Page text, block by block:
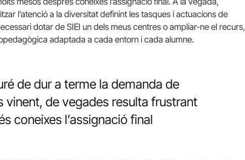
l’atenció a la diversitat definint les tasques i actuacions de
dotar de SIEI un dels meus centres o ampliar-ne el recurs,
adaptada a cada entorn i cada alumne.
de dur a terme la demanda de
vinent, de vegades resulta frustrant
coneixes l’assignació final